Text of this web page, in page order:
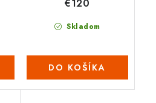
Skladom
€120
DO KOŠÍKA